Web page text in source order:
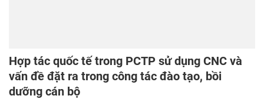
Hợp tác quốc tế trong PCTP sử dụng CNC và
vấn đề đặt ra trong công tác đào tạo, bồi
dưỡng cán bộ